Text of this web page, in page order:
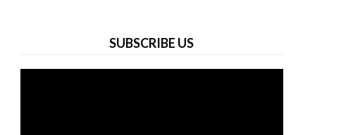
SUBSCRIBE US